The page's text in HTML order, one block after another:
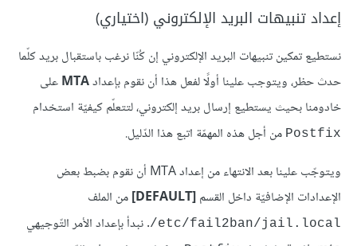
إعداد تنبيهات البريد الإلكتروني (اختياري)
نستطيع تمكين تنبيهات البريد الإلكتروني إن كُنّا نرغب باستقبال بريد كلّما
حدث حظر، ويتوجب علينا أولًا لفعل هذا أن نقوم بإعدادMTAعلى
خادومنا بحيث يستطيع إرسال بريد إلكتروني، لتتعلّم كيفيّة استخدام
Postfix من أجل هذه المهمّة اتبع هذا الدّليل.
ويتوجّب علينا بعد الانتهاء من إعداد MTA أن نقوم بضبط بعض
الإعدادات الإضافيّة داخل القسم[DEFAULT] من الملف
etc/fail2ban/jail.local/
. نبدأ بإعداد الأمر التّوجيهي